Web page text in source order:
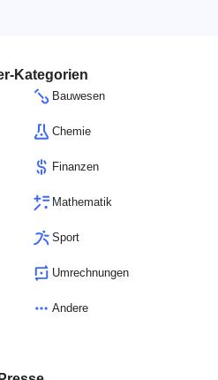
Kategorien
Bauwesen
Chemie
Finanzen
Mathematik
Sport
Umrechnungen
Andere